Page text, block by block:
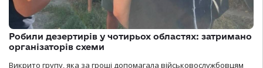
Робили дезертирів у чотирьох областях: затримано
організаторів схеми
Викрито групу, яка за гроші допомагала військовослужбовцям